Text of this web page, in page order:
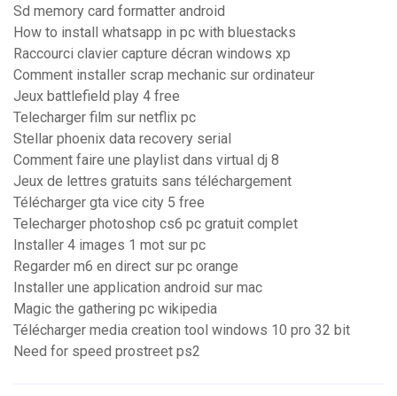
Sd memory card formatter android
How to install whatsapp in pc with bluestacks
Raccourci clavier capture décran windows xp
Comment installer scrap mechanic sur ordinateur
Jeux battlefield play 4 free
Telecharger film sur netflix pc
Stellar phoenix data recovery serial
Comment faire une playlist dans virtual dj 8
Jeux de lettres gratuits sans téléchargement
Télécharger gta vice city 5 free
Telecharger photoshop cs6 pc gratuit complet
Installer 4 images 1 mot sur pc
Regarder m6 en direct sur pc orange
Installer une application android sur mac
Magic the gathering pc wikipedia
Télécharger media creation tool windows 10 pro 32 bit
Need for speed prostreet ps2